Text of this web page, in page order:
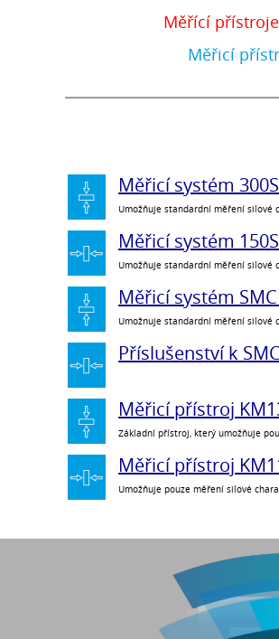
Měřící
Měřicí
Měřicí systém
Umožňuje standardní měření silové
Měřicí systém
Umožňuje standardní měření silové
Měřicí systém
Umožnuje standardní měření silové
Příslušenství k
Měřicí přístroj
Základní přístroj, který umožňuje
Měřicí přístroj
Umožňuje pouze měření silové